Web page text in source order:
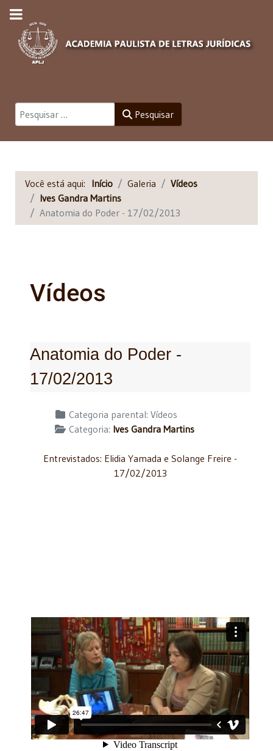
Pesquisar Pesquisar
Você está aqui: Início Galeria
Vídeos
Ives Gandra Martins
Anatomia do Poder - 17/02/2013
Vídeos
Anatomia do Poder -
17/02/2013
Detalhes Categoria parental: Vídeos
Categoria: Ives Gandra Martins
Entrevistados: Elidia Yamada e Solange Freire -
17/02/2013